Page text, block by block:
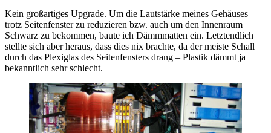
Kein großartiges Upgrade. Um die Lautstärke meines Gehäuses
trotz Seitenfenster zu reduzieren bzw. auch um den Innenraum
Schwarz zu bekommen, baute ich Dämmmatten ein. Letztendlich
stellte sich aber heraus, dass dies nix brachte, da der meiste Schall
durch das Plexiglas des Seitenfensters drang – Plastik dämmt ja
bekanntlich sehr schlecht.